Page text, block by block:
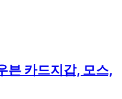
븐 카드지갑, 모스,